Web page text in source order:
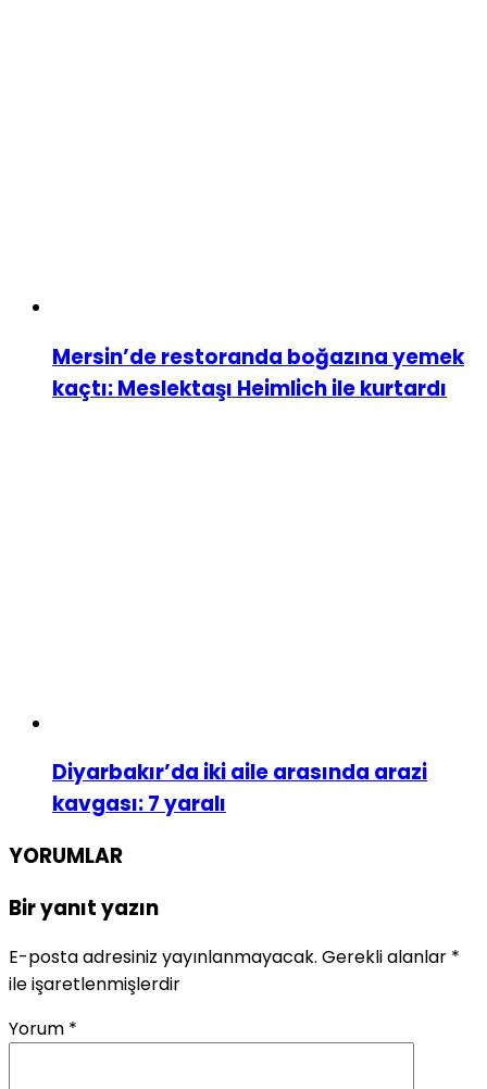
Mersin’de restoranda boğazına yemek
kaçtı: Meslektaşı Heimlich ile kurtardı
Diyarbakır’da iki aile arasında arazi
kavgası: 7 yaralı
YORUMLAR
Bir yanıt yazın
E-posta adresiniz yayınlanmayacak. Gerekli alanlar *
ile işaretlenmişlerdir
Yorum *